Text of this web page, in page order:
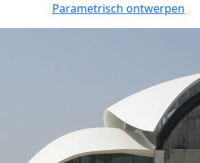
Parametrisch ontwerpen